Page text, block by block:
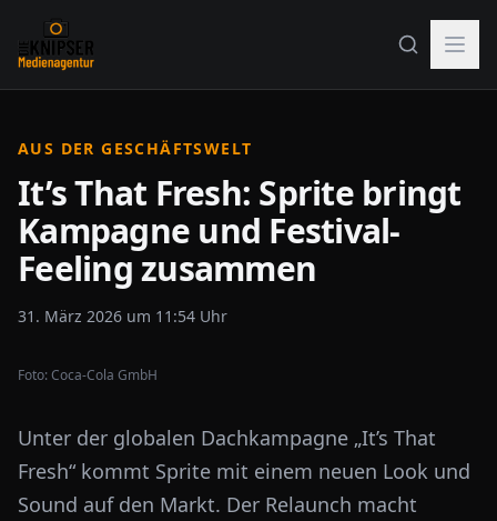
AUS DER GESCHÄFTSWELT
It’s That Fresh: Sprite bringt
Kampagne und Festival-
Feeling zusammen
31. März 2026 um 11:54 Uhr
Foto:Coca-Cola GmbH
Unter der globalen Dachkampagne „It’s That
Fresh“ kommt Sprite mit einem neuen Look und
Sound auf den Markt. Der Relaunch macht